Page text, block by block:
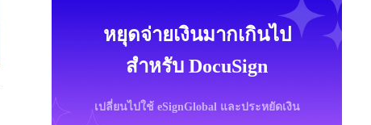
หยุดจ่ายเงินมากเกินไป
สำหรับ DocuSign
เปลี่ยนไปใช้ eSignGlobal และประหยัดเงิน